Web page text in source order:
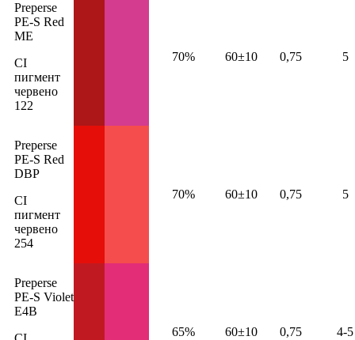
Preperse
PE-S Red
ME
CI
пигмент
червено
122
70% 60±10 0,75 5
Preperse
PE-S Red
DBP
CI
пигмент
червено
254
70% 60±10 0,75 5
Preperse
PE-S Violet
E4B
65% 60±10 0,75 4-5